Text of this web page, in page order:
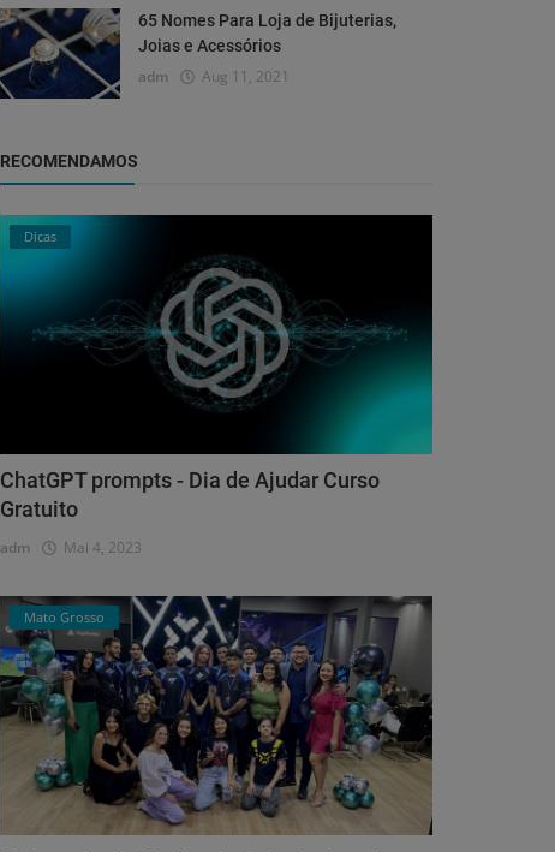
65 Nomes Para Loja de Bijuterias,
Joias e Acessórios
adm Aug 11, 2021
RECOMENDAMOS
Dicas
ChatGPT prompts - Dia de Ajudar Curso
Gratuito
adm Mai 4, 2023
Mato Grosso